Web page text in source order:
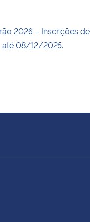
2026 – Inscrições de
08/12/2025.